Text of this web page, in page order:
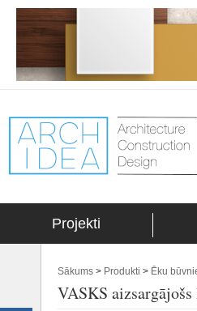
Projekti
Sākums > Produkti > Ēku
VASKS